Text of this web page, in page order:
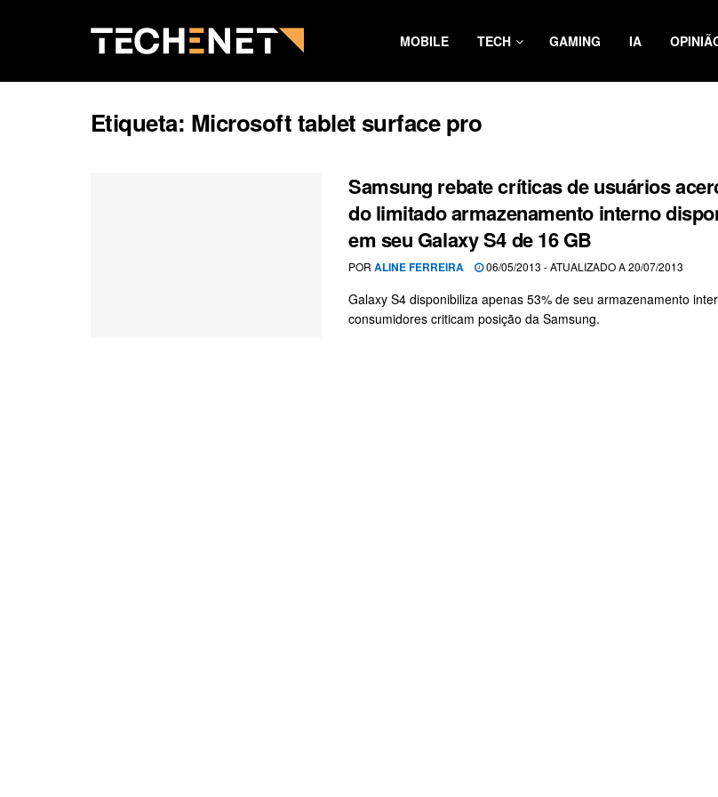
MOBILE TECH GAMING IA
Etiqueta: Microsoft tablet surface pro
Samsung rebate críticas de usuários
do limitado armazenamento interno
em seu Galaxy S4 de 16 GB
POR ALINE FERREIRA 06/05/2013 - ATUALIZADO A 20/07/2013
Galaxy S4 disponibiliza apenas 53% de seu armazenamento
consumidores criticam posição da Samsung.